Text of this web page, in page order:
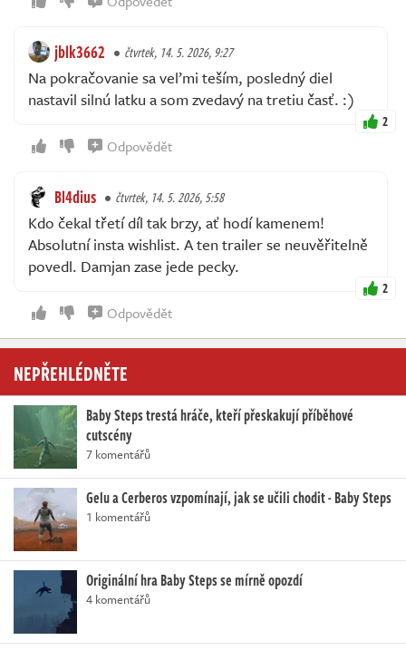
jblk3662 čtvrtek, 14. 5. 2026, 9:27
Na pokračovanie sa veľmi teším, posledný diel
nastavil silnú latku a som zvedavý na tretiu časť. :)
2
Odpovědět
Bl4dius čtvrtek, 14. 5. 2026, 5:58
Kdo čekal třetí díl tak brzy, ať hodí kamenem!
Absolutní insta wishlist. A ten trailer se neuvěřitelně
povedl. Damjan zase jede pecky.
2
Odpovědět
NEPŘEHLÉDNĚTE
Baby Steps trestá hráče, kteří přeskakují příběhové
cutscény
7 komentářů
Gelu a Cerberos vzpomínají, jak se učili chodit - Baby Steps
1 komentářů
Originální hra Baby Steps se mírně opozdí
4 komentářů